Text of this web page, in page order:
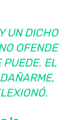
UN DICHO
OFENDE
PUEDE. EL